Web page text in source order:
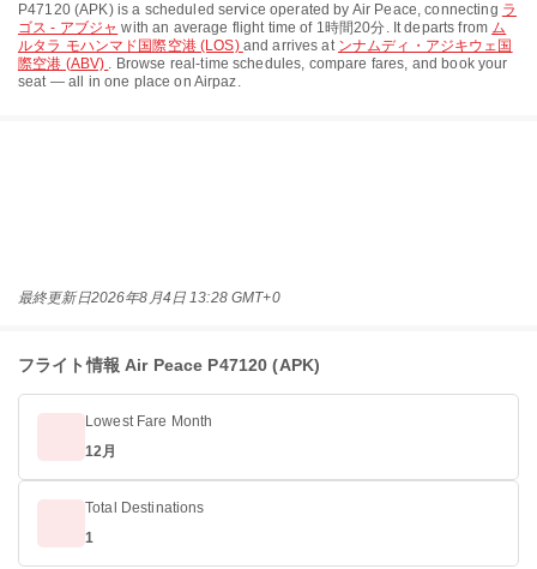
P47120(APK) is a scheduled service operated by Air Peace, connecting ラ
ゴス - アブジャ with an average flight time of 1時間20分. It departs fromム
ルタラ モハンマド国際空港 (LOS) and arrives at ンナムディ・アジキウェ国
際空港 (ABV) . Browse real-time schedules, compare fares, and book your
seat — all in one place on Airpaz.
最終更新日2026年8月4日 13:28 GMT+0
フライト情報 Air Peace P47120 (APK)
Lowest Fare Month
12月
Total Destinations
1